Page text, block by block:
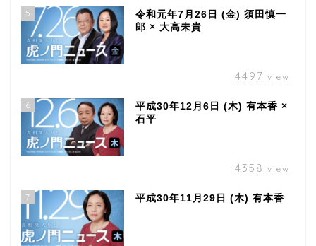
5
令和元年7月26日 (金) 須田慎一
郎 × 大高未貴
4497 view
6
平成30年12月6日 (木) 有本香 ×
石平
4358 view
7 平成30年11月29日 (木) 有本香